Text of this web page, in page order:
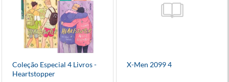
Coleção Especial 4 Livros -
Heartstopper
X-Men 2099 4